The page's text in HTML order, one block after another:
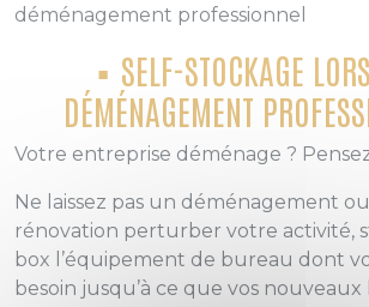
déménagement professionnel
SELF-STOCKAGE
DÉMÉNAGEMENT
Votre entreprise déménage ?
Ne laissez pas un déménagement
rénovation perturber votre activité,
box l’équipement de bureau dont
besoin jusqu’à ce que vos